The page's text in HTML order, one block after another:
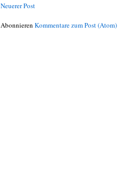
Neuerer Post
Abonnieren Kommentare zum Post (Atom)